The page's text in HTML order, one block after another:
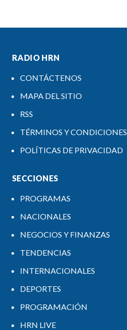
RADIO HRN
CONTÁCTENOS
MAPA DEL SITIO
RSS
TÉRMINOS Y CONDICIONES
POLÍTICAS DE PRIVACIDAD
SECCIONES
PROGRAMAS
NACIONALES
NEGOCIOS Y FINANZAS
TENDENCIAS
INTERNACIONALES
DEPORTES
PROGRAMACIÓN
HRN LIVE